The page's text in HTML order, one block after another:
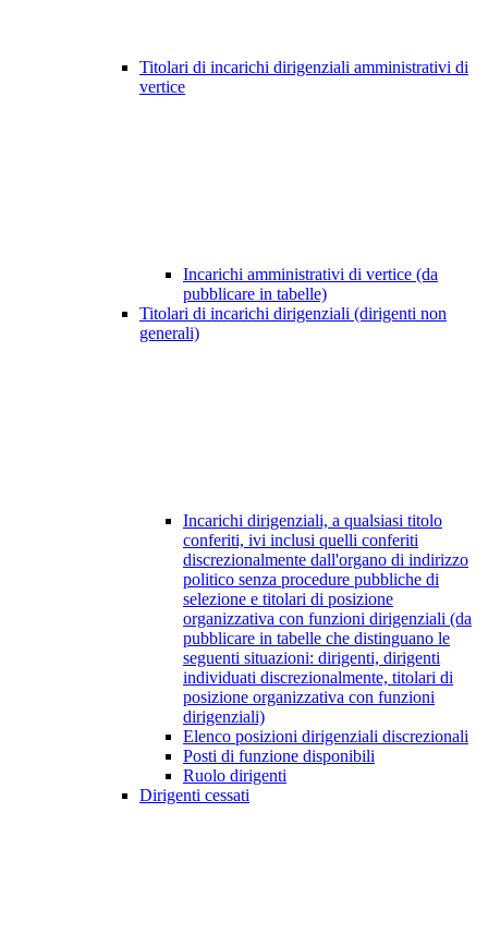
Titolari di incarichi dirigenziali amministrativi di
vertice
Incarichi amministrativi di vertice (da
pubblicare in tabelle)
Titolari di incarichi dirigenziali (dirigenti non
generali)
Incarichi dirigenziali, a qualsiasi titolo
conferiti, ivi inclusi quelli conferiti
discrezionalmente dall'organo di indirizzo
politico senza procedure pubbliche di
selezione e titolari di posizione
organizzativa con funzioni dirigenziali (da
pubblicare in tabelle che distinguano le
seguenti situazioni: dirigenti, dirigenti
individuati discrezionalmente, titolari di
posizione organizzativa con funzioni
dirigenziali)
Elenco posizioni dirigenziali discrezionali
Posti di funzione disponibili
Ruolo dirigenti
Dirigenti cessati